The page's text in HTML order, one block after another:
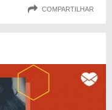
COMPARTILHAR